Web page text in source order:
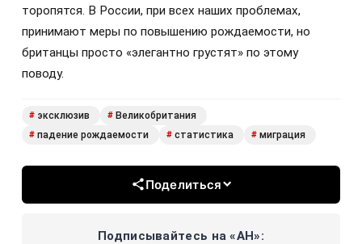
торопятся. В России, при всех наших проблемах,
принимают меры по повышению рождаемости, но
британцы просто «элегантно грустят» по этому
поводу.
# эксклюзив # Великобритания
# падение рождаемости # статистика # миграция
Поделиться
Подписывайтесь на «АН»: